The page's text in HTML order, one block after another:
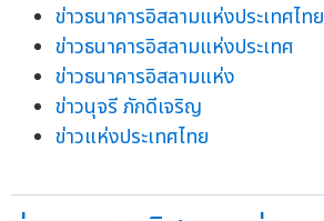
ข่าวธนาคารอิสลามแห่งประเทศไทย
ข่าวธนาคารอิสลามแห่งประเทศ
ข่าวธนาคารอิสลามแห่ง
ข่าวนุจรี ภักดีเจริญ
ข่าวแห่งประเทศไทย